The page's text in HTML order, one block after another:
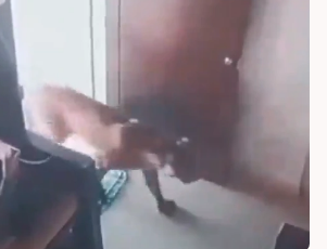
驚見大貓闖進屋「距離不到
應奇蹟救自己一命